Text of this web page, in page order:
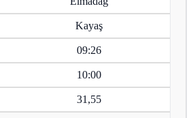
Kayaş
09:26
10:00
31,55